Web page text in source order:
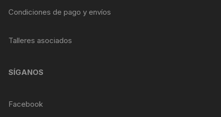
Condiciones de pago y envíos
Talleres asociados
SÍGANOS
Facebook